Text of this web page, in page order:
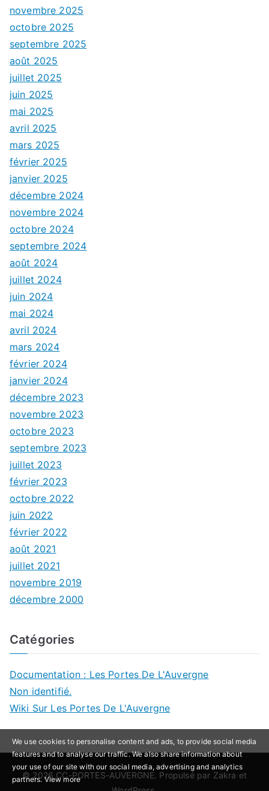
novembre 2025
octobre 2025
septembre 2025
août 2025
juillet 2025
juin 2025
mai 2025
avril 2025
mars 2025
février 2025
janvier 2025
décembre 2024
novembre 2024
octobre 2024
septembre 2024
août 2024
juillet 2024
juin 2024
mai 2024
avril 2024
mars 2024
février 2024
janvier 2024
décembre 2023
novembre 2023
octobre 2023
septembre 2023
juillet 2023
février 2023
octobre 2022
juin 2022
février 2022
août 2021
juillet 2021
novembre 2019
décembre 2000
Catégories
Documentation : Les Portes De L'Auvergne
Non identifié.
Wiki Sur Les Portes De L'Auvergne
© 2026 CC-PORTES-AUVERGNE. Propulsé par Zakra et
We use cookies to personalise content and ads, to provide social media
features and to analyse our traffic. We also share information about
your use of our site with our social media, advertising and analytics
partners.View more